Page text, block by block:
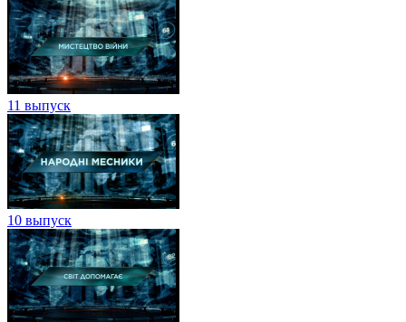
11 выпуск
10 выпуск